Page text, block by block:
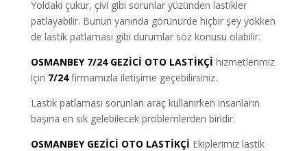
Yoldaki çukur, çivi gibi sorunlar yüzünden lastikler
patlayabilir. Bunun yanında görünürde hiçbir şey yokken
de lastik patlaması gibi durumlar söz konusu olabilir.
OSMANBEY 7/24 GEZİCİ OTO LASTİKÇİ hizmetlerimiz
için 7/24 firmamızla iletişime geçebilirsiniz.
Lastik patlaması sorunları araç kullanırken insanların
başına en sık gelebilecek problemlerden biridir.
OSMANBEY GEZİCİ OTO LASTİKÇİ Ekiplerimiz lastik